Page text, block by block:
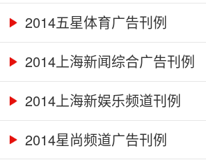
2014五星体育广告刊例
2014上海新闻综合广告刊例
2014上海新娱乐频道刊例
2014星尚频道广告刊例